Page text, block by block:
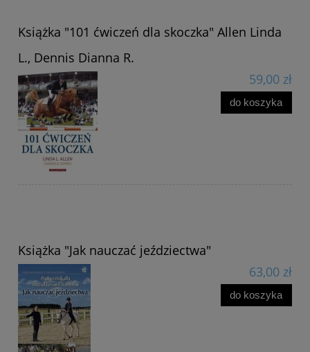
Książka "101 ćwiczeń dla skoczka" Allen Linda
L., Dennis Dianna R.
59,00 zł
do koszyka
Książka "Jak nauczać jeździectwa"
63,00 zł
do koszyka